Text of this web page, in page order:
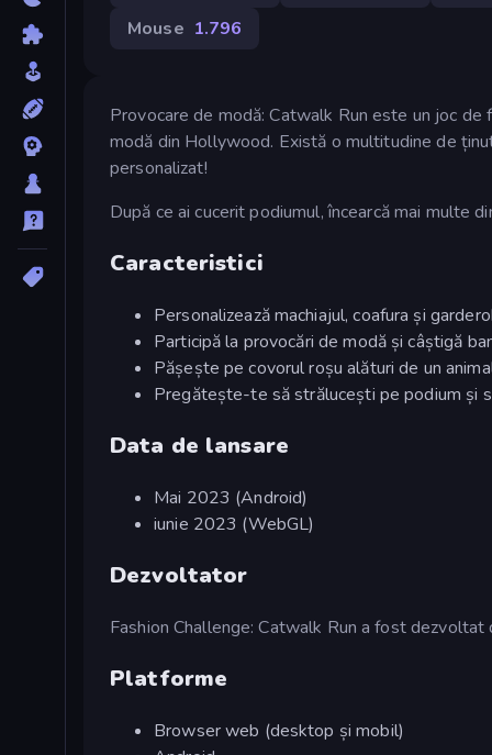
Mouse 1.796
Provocare de modă: Catwalk Run este un joc
modă din Hollywood. Există o multitudine de
personalizat!
După ce ai cucerit podiumul, încearcă mai multe
Caracteristici
Personalizează machiajul, coafura și
Participă la provocări de modă și câștigă
Pășește pe covorul roșu alături de un
Pregătește-te să strălucești pe podium și
Data de lansare
Mai 2023 (Android)
iunie 2023 (WebGL)
Dezvoltator
Fashion Challenge: Catwalk Run a fost dezvoltat
Platforme
Browser web (desktop și mobil)